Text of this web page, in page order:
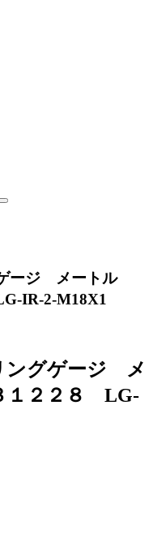
ージ メートル
IR-2-M18X1
ングゲージ メ
１２２８ LG-